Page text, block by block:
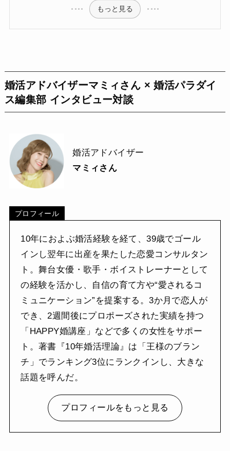
もっと見る
婚活アドバイザーマミィさん × 婚活パラダイ
ス編集部 インタビュー対談
婚活アドバイザー
マミィさん
プロフィール
10年におよぶ婚活経験を経て、39歳でゴール
インし翌年に出産を果たした恋愛コンサルタン
ト。舞台女優・歌手・ボイストレーナーとして
の経験を活かし、自信の育て方や“愛されるコ
ミュニケーション”を提案する。3か月で恋人が
でき、2週間後にプロポーズされた実績を持つ
「HAPPY婚講座」などで多くの女性をサポー
ト。著書『10年婚活理論』は「王様のブラン
チ」でランキング3位にランクインし、大きな
話題を呼んだ。
プロフィールをもっと見る